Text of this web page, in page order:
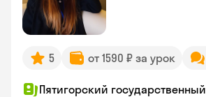
5 от 1590 ₽ за урок
Пятигорский государственный